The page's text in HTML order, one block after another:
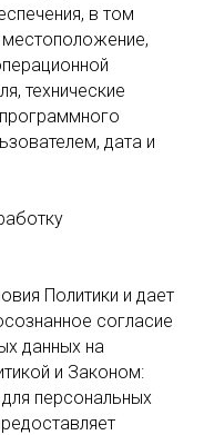
в том
технические
дата и
Политики и дает
согласие
данных на
и Законом:
персональных